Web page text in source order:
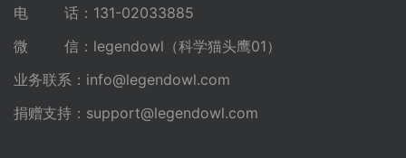
电 话：131-02033885
微 信：legendowl（科学猫头鹰01）
业务联系： info@legendowl.com
捐赠支持： support@legendowl.com